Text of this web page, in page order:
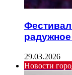
29.03.2026
Новости